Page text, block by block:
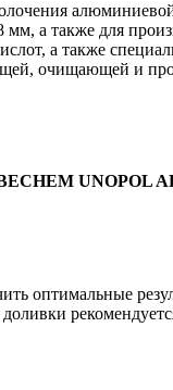
мм, а также для
а также
очищающей и
UNOPOL
оптимальные